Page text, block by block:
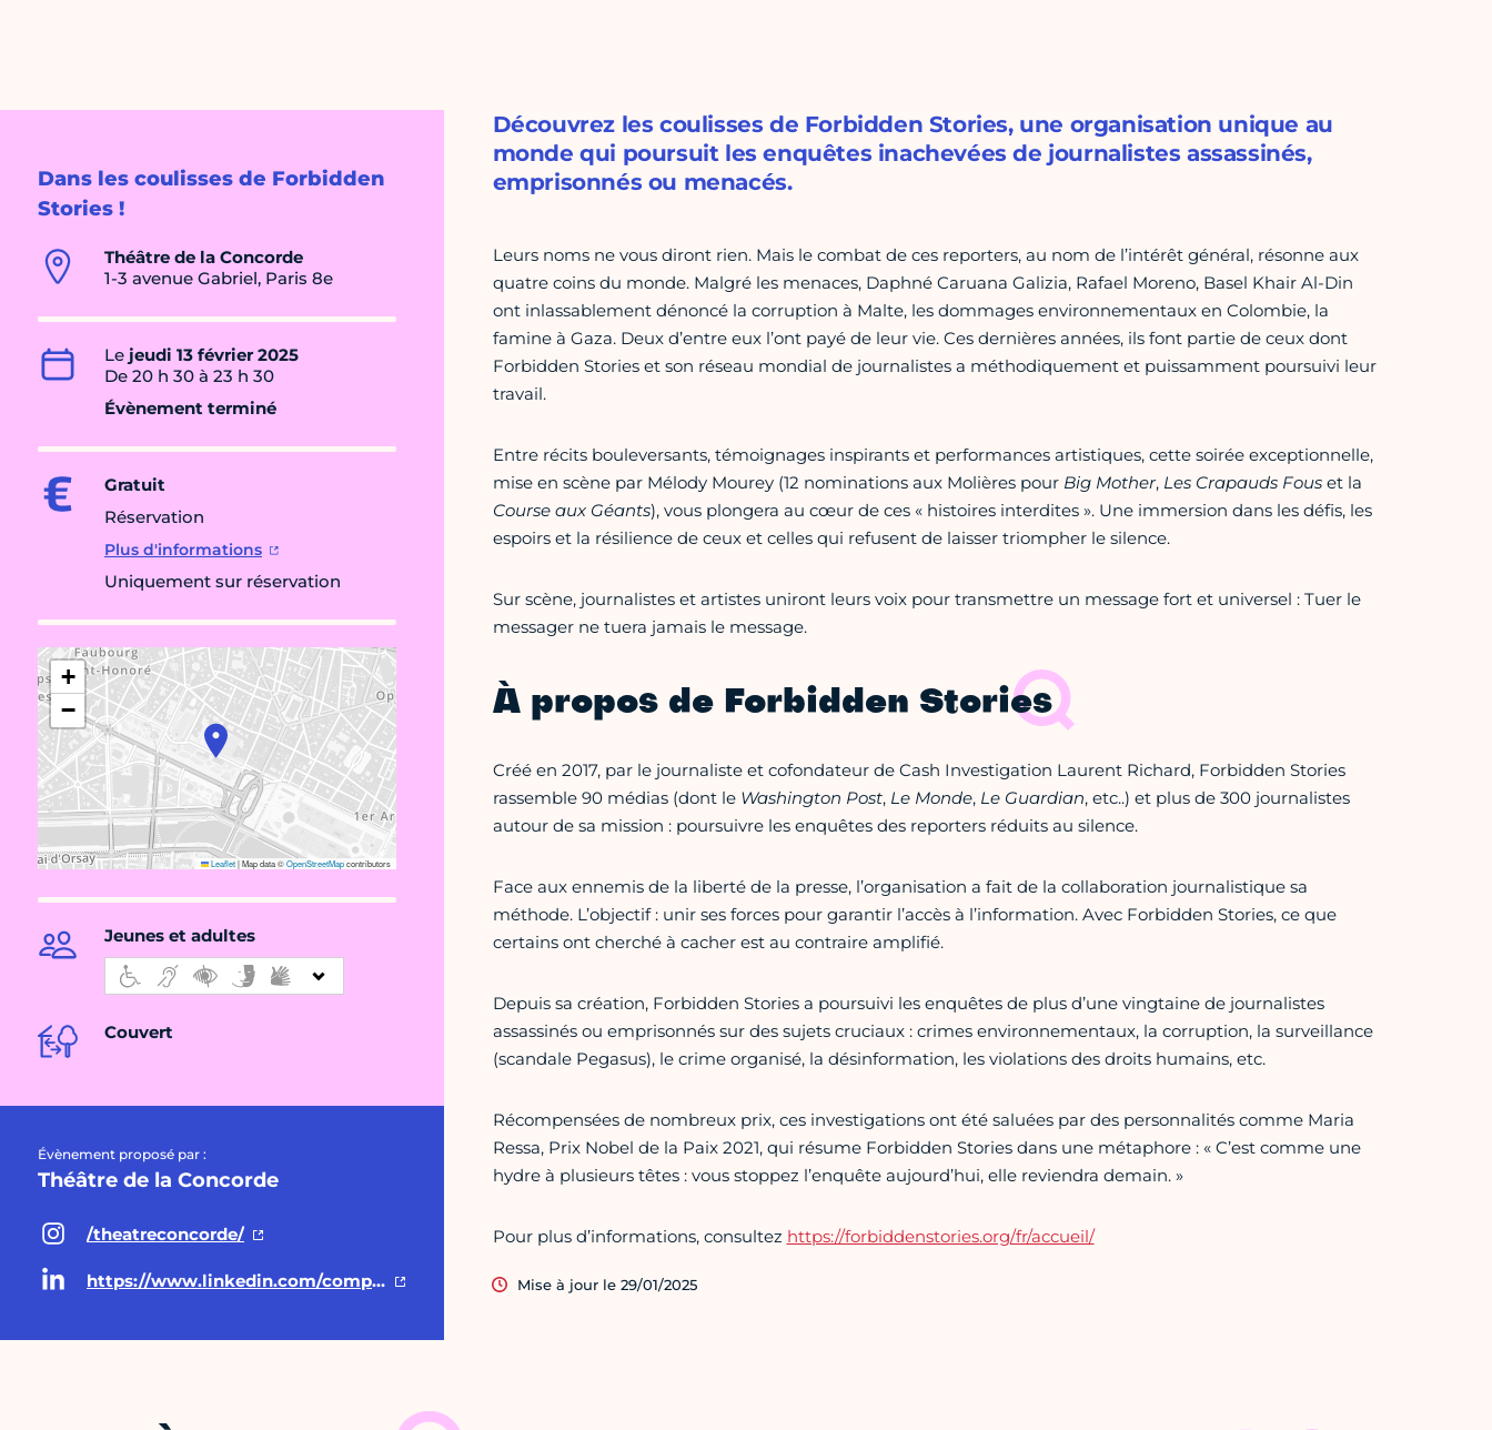
Dans les coulisses de Forbidden
Stories !
Théâtre de la Concorde
1-3 avenue Gabriel, Paris 8e
Le jeudi 13 février 2025
De 20 h 30 à 23 h 30
Évènement terminé
Gratuit
Réservation
Plus d'informations
Uniquement sur réservation
+
−
Leaflet|Map data ©OpenStreetMapcontributors
Jeunes et adultes
Couvert
Évènement proposé par :
Théâtre de la Concorde
/theatreconcorde/
https://www.linkedin.com/company/théâtre-de-la-concorde/?viewAsMember=true
Découvrez les coulisses de Forbidden Stories, une organisation unique au
monde qui poursuit les enquêtes inachevées de journalistes assassinés,
emprisonnés ou menacés.
Leurs noms ne vous diront rien. Mais le combat de ces reporters, au nom de l’intérêt général, résonne aux
quatre coins du monde. Malgré les menaces, Daphné Caruana Galizia, Rafael Moreno, Basel Khair Al-Din
ont inlassablement dénoncé la corruption à Malte, les dommages environnementaux en Colombie, la
famine à Gaza. Deux d’entre eux l’ont payé de leur vie. Ces dernières années, ils font partie de ceux dont
Forbidden Stories et son réseau mondial de journalistes a méthodiquement et puissamment poursuivi leur
travail.
Entre récits bouleversants, témoignages inspirants et performances artistiques, cette soirée exceptionnelle,
mise en scène par Mélody Mourey (12 nominations aux Molières pour Big Mother, Les Crapauds Fouset la
Course aux Géants), vous plongera au cœur de ces « histoires interdites ». Une immersion dans les défis, les
espoirs et la résilience de ceux et celles qui refusent de laisser triompher le silence.
Sur scène, journalistes et artistes uniront leurs voix pour transmettre un message fort et universel : Tuer le
messager ne tuera jamais le message.
À propos de Forbidden Stories
Créé en 2017, par le journaliste et cofondateur de Cash Investigation Laurent Richard, Forbidden Stories
rassemble 90 médias (dont le Washington Post, Le Monde, Le Guardian, etc..) et plus de 300 journalistes
autour de sa mission : poursuivre les enquêtes des reporters réduits au silence.
Face aux ennemis de la liberté de la presse, l’organisation a fait de la collaboration journalistique sa
méthode. L’objectif : unir ses forces pour garantir l’accès à l’information. Avec Forbidden Stories, ce que
certains ont cherché à cacher est au contraire amplifié.
Depuis sa création, Forbidden Stories a poursuivi les enquêtes de plus d’une vingtaine de journalistes
assassinés ou emprisonnés sur des sujets cruciaux : crimes environnementaux, la corruption, la surveillance
(scandale Pegasus), le crime organisé, la désinformation, les violations des droits humains, etc.
Récompensées de nombreux prix, ces investigations ont été saluées par des personnalités comme Maria
Ressa, Prix Nobel de la Paix 2021, qui résume Forbidden Stories dans une métaphore : « C’est comme une
hydre à plusieurs têtes : vous stoppez l’enquête aujourd’hui, elle reviendra demain. »
Pour plus d’informations, consultez https://forbiddenstories.org/fr/accueil/
Mise à jour le 29/01/2025